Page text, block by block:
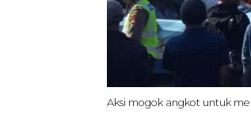
Aksi mogok angkot untuk